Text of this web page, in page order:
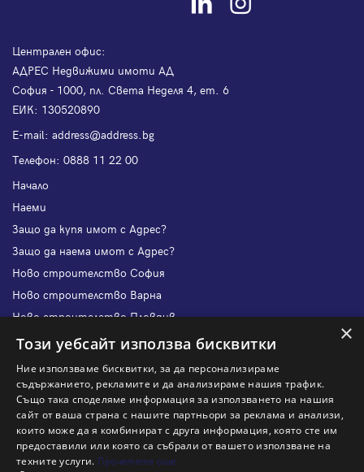
Централен офис:
АДРЕС Недвижими имоти АД
София - 1000, пл. Света Неделя 4, ет. 6
ЕИК: 130520890
Е-mail: address@address.bg
Телефон: 0888 11 22 00
Начало
Наеми
Защо да купя имот с Адрес?
Защо да наема имот с Адрес?
Ново строителство София
Ново строителство Варна
Ново строителство Пловдив
Ново строителство Бургас
Защо да отдам имот с Адрес?
Наши офиси
Кариери
Кои сме ние?
×
Този уебсайт използва бисквитки
Ние използваме бисквитки, за да персонализираме
съдържанието, рекламите и да анализираме нашия трафик.
Също така споделяме информация за използването на нашия
сайт от ваша страна с нашите партньори за реклама и анализи,
които може да я комбинират с друга информация, която сте им
предоставили или която са събрали от вашето използване на
техните услуги. Прочетете още